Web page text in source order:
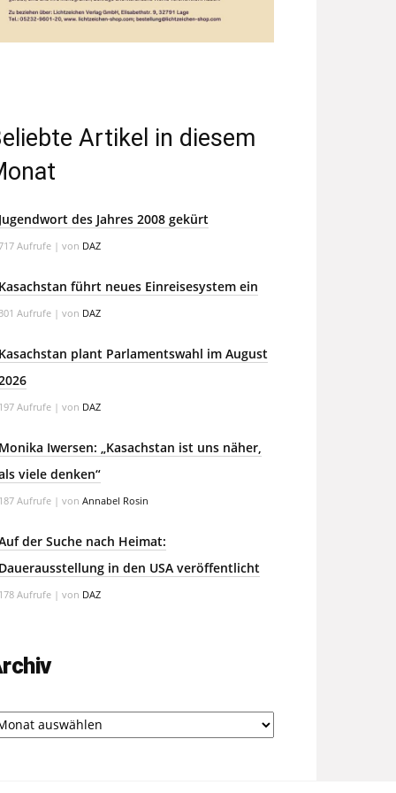
Artikel in diesem
des Jahres 2008 gekürt
Aufrufe | von DAZ
führt neues Einreisesystem ein
Aufrufe | von DAZ
plant Parlamentswahl im August
Aufrufe | von DAZ
Iwersen: „Kasachstan ist uns näher,
viele denken“
Aufrufe | von Annabel Rosin
der Suche nach Heimat:
in den USA veröffentlicht
Aufrufe | von DAZ